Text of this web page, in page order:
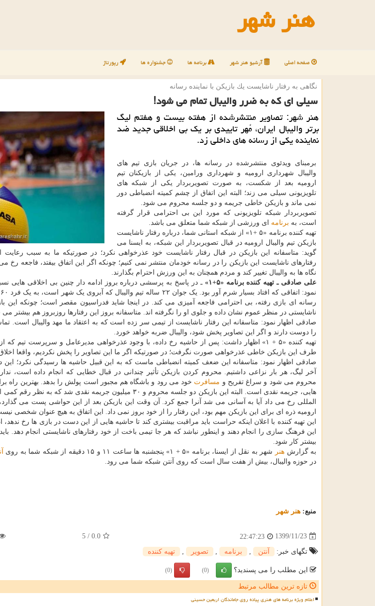
هنر شهر
صفحه اصلی آرشیو هنر شهر برنامه ها جشنواره ها رپورتاژ
نگاهی به رفتار ناشایست یك بازیكن با نماینده رسانه
سیلی ای كه به ضرر والیبال تمام می شود!
هنر شهر: تصاویر منتشرشده از هفته بیست و هفتم لیگ
برتر والیبال ایران، مُهر تاییدی بر یک بی اخلاقی جدید ضد
نماینده یکی از رسانه های داخلی زد.
برمبنای ویدئوی منتشرشده در رسانه ها، در جریان بازی تیم های
والیبال شهرداری ارومیه و شهرداری ورامین، یکی از بازیکنان تیم
ارومیه بعد از شکست، به صورت تصویربردار یکی از شبکه های
تلویزیونی سیلی می زند؛ البته این اتفاق از چشم کمیته انضباطی دور
نمی ماند و بازیکن خاطی جریمه و دو جلسه محروم می شود.
تصویربردار شبکه تلویزیونی که مورد این بی احترامی قرار گرفته
است، به برنامه ای ورزشی از شبکه شما متعلق می باشد.
تهیه کننده برنامه «۵ +۱» از شبکه استانی شما، درباره رفتار ناشایست
بازیکن تیم والیبال ارومیه در قبال تصویربردار این شبکه، به ایسنا می
گوید: متاسفانه این بازیکن در قبال رفتار ناشایست خود عذرخواهی نکرد؛ در صورتیکه ما به سبب
رفتارهای ناشایست این بازیکن را در رسانه خودمان منتشر نمی کنیم؛ چونکه اگر این اتفاق بیفتد، فاجعه رخ
نگاه ها به والیبال تغییر کند و مردم همچنان به این ورزش احترام بگذارند.
علی صادقی ـ تهیه کننده برنامه «۵+۱»
ـ در پاسخ به پرسشی درباره بروز ادامه دار چنین بی اخلاقی هایی
رسانه ای بازی رفته، بی احترامی فاجعه آمیزی می کند. در اینجا شاید فدراسیون مقصر است؛ چونکه این
ناشایستی در منظر عموم نشان داده و جلوی او را نگرفته اند. متاسفانه بروز این رفتارها روزبروز هم بیشتر
صادقی اظهار نمود: متاسفانه این رفتار ناشایست از تیمی سر زده است که به اعتقاد ما مهد والیبال است.
را دوست دارند و اگر این تصاویر پخش شود، والیبال ضربه خواهد خورد.
تهیه کننده «۵ + ۱» اظهار داشت: پس از حاشیه رخ داده، با وجود عذرخواهی مدیرعامل و سرپرست تیم
طرف این بازیکن خاطی عذرخواهی صورت نگرفت؛ در صورتیکه اگر ما این تصاویر را پخش نکردیم، واقعا
صادقی اظهار نمود: متاسفانه این ضعف کمیته انضباطی ماست که به این قبیل حاشیه ها رسیدگی نکرد؛
آخر لیگ، هر بار نزاعی داشتیم. محروم کردن بازیکن تأثیر چندانی در قبال خطایی که انجام داده است،
محروم می شود و سراغ تفریح و مسافرت خود می رود و باشگاه هم مجبور است پولش را بدهد. بهترین راه
هایی، جریمه نقدی است. البته این بازیکن دو جلسه محروم و ۳۰ میلیون جریمه
المللی رخ می داد آیا به آسانی می شد آنرا جمع کرد. آن وقت این بازیکن بعد از این حواشی پست می
ارومیه ذره ای برای این بازیکن مهم بود، این رفتار را از خود بروز نمی داد. این اتفاق به هیچ عنوان شخصی
این تهیه کننده با اعلان اینکه حراست باید مراقبت بیشتری کند تا حاشیه هایی از این دست در بازی ها رخ
این فرهنگ سازی را انجام دهند و اینطور نباشد که هر جا تیمی باخت از خود رفتارهای ناشایستی انجام دهد.
بیشتر کار شود.
به گزارش هنر شهر به نقل از ایسنا، برنامه «۵ + ۱» پنجشنبه ها ساعت ۱۱ و ۱۵ دقیقه از شبکه شما به روی
در حوزه والیبال، بیش از هفت سال است که روی آنتن شبکه شما می رود.
منبع: هنر شهر
1399/11/23
22:47:23
0.0
/
5
تگهای خبر: آنتن برنامه تصویر تهیه كننده
این مطلب را می پسندید؟ (0)
(0)
تازه ترین مطالب مرتبط
اعلام ویژه برنامه های هنری پیاده روی جاماندگان اربعین حسینی